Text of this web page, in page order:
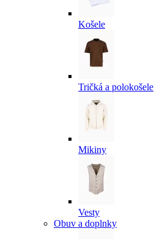
Košele
Tričká a polokošele
Mikiny
Vesty
Obuv a doplnky